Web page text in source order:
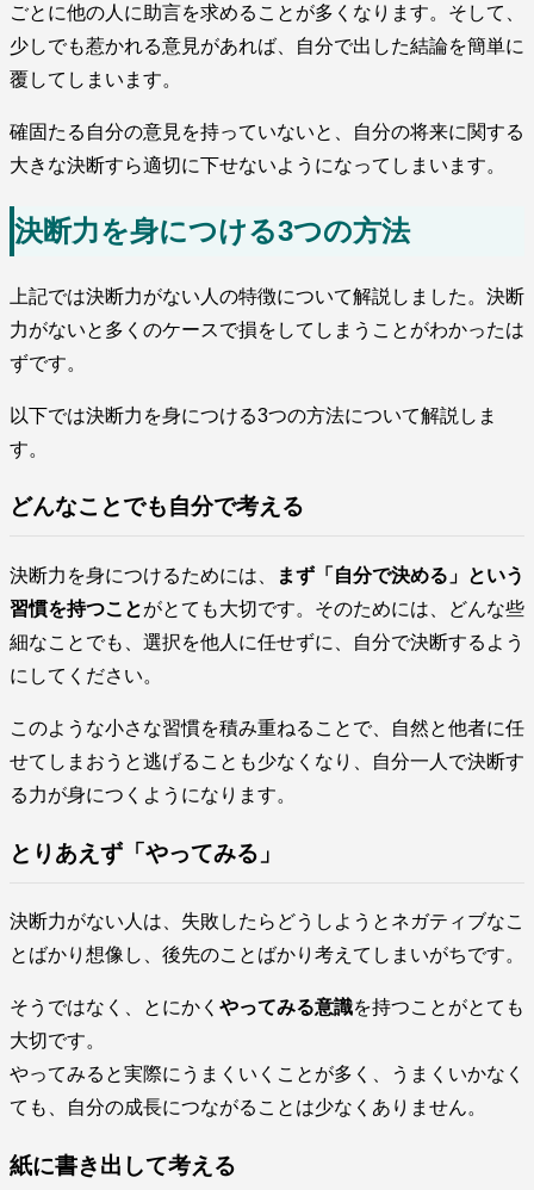
ごとに他の人に助言を求めることが多くなります。そして、
少しでも惹かれる意見があれば、自分で出した結論を簡単に
覆してしまいます。
確固たる自分の意見を持っていないと、自分の将来に関する
大きな決断すら適切に下せないようになってしまいます。
決断力を身につける3つの方法
上記では決断力がない人の特徴について解説しました。決断
力がないと多くのケースで損をしてしまうことがわかったは
ずです。
以下では決断力を身につける3つの方法について解説しま
す。
どんなことでも自分で考える
決断力を身につけるためには、
まず「自分で決める」という
習慣を持つことがとても大切です。そのためには、どんな些
細なことでも、選択を他人に任せずに、自分で決断するよう
にしてください。
このような小さな習慣を積み重ねることで、自然と他者に任
せてしまおうと逃げることも少なくなり、自分一人で決断す
る力が身につくようになります。
とりあえず「やってみる」
決断力がない人は、失敗したらどうしようとネガティブなこ
とばかり想像し、後先のことばかり考えてしまいがちです。
そうではなく、とにかく やってみる意識を持つことがとても
大切です。
やってみると実際にうまくいくことが多く、うまくいかなく
ても、自分の成長につながることは少なくありません。
紙に書き出して考える